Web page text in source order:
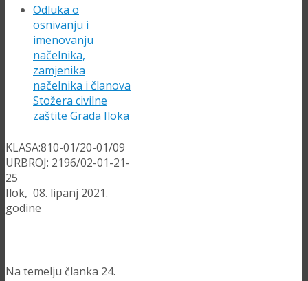
Odluka o
osnivanju i
imenovanju
načelnika,
zamjenika
načelnika i članova
Stožera civilne
zaštite Grada Iloka
KLASA:810-01/20-01/09
URBROJ: 2196/02-01-21-
25
Ilok, 08. lipanj 2021.
godine
Na temelju članka 24.